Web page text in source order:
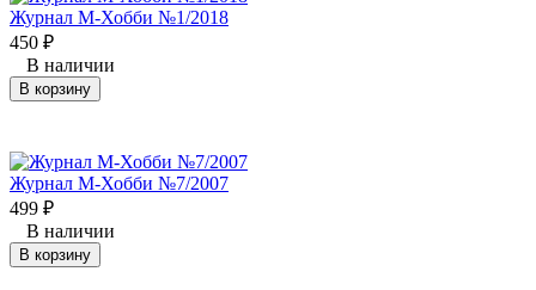
Журнал М-Хобби №1/2018
450 ₽
В наличии
В корзину
Журнал М-Хобби №7/2007
499 ₽
В наличии
В корзину